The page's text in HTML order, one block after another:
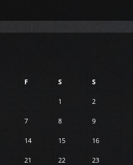
F S S
1 2
7 8 9
14 15 16
21 22 23